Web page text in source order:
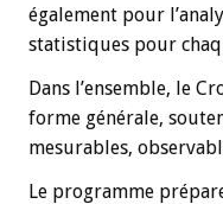
également pour
statistiques pour
Dans l’ensemble, le
forme générale,
mesurables,
Le programme